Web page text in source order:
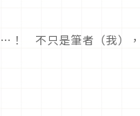
！ 不只是筆者（我）